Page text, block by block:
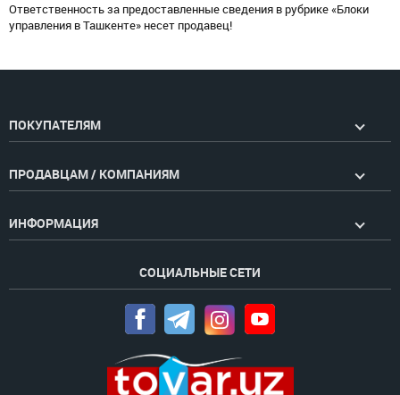
Ответственность за предоставленные сведения в рубрике «Блоки
управления в Ташкенте» несет продавец!
ПОКУПАТЕЛЯМ
ПРОДАВЦАМ / КОМПАНИЯМ
ИНФОРМАЦИЯ
СОЦИАЛЬНЫЕ СЕТИ